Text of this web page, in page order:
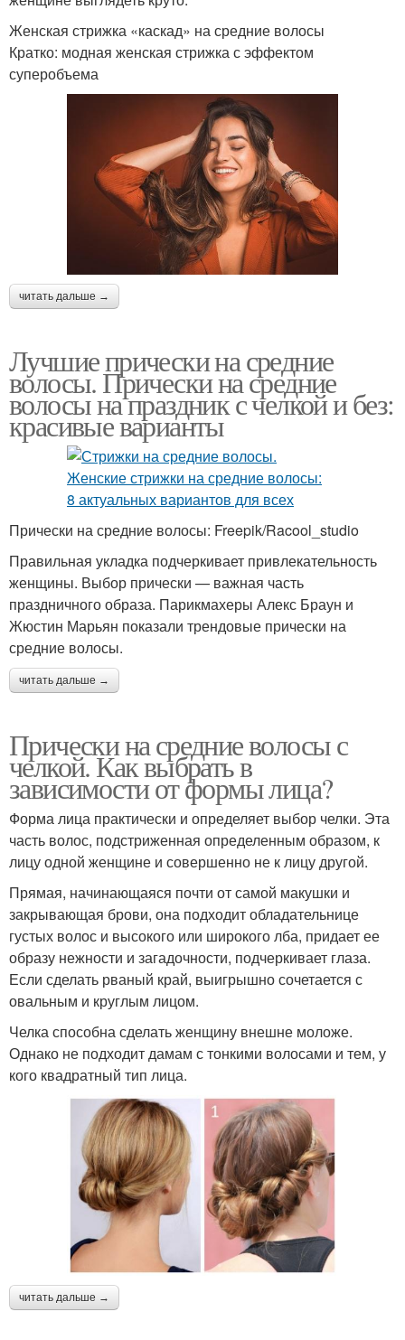
Женская стрижка «каскад» на средние волосы
Кратко: модная женская стрижка с эффектом
суперобъема
читать дальше →
Лучшие прически на средние
волосы. Прически на средние
волосы на праздник с челкой и без:
красивые варианты
Прически на средние волосы: Freepik/Racool_studio
Правильная укладка подчеркивает привлекательность
женщины. Выбор прически — важная часть
праздничного образа. Парикмахеры Алекс Браун и
Жюстин Марьян показали трендовые прически на
средние волосы.
читать дальше →
Прически на средние волосы с
челкой. Как выбрать в
зависимости от формы лица?
Форма лица практически и определяет выбор челки. Эта
часть волос, подстриженная определенным образом, к
лицу одной женщине и совершенно не к лицу другой.
Прямая, начинающаяся почти от самой макушки и
закрывающая брови, она подходит обладательнице
густых волос и высокого или широкого лба, придает ее
образу нежности и загадочности, подчеркивает глаза.
Если сделать рваный край, выигрышно сочетается с
овальным и круглым лицом.
Челка способна сделать женщину внешне моложе.
Однако не подходит дамам с тонкими волосами и тем, у
кого квадратный тип лица.
читать дальше →